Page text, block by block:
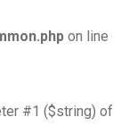
on line
#1 ($string) of